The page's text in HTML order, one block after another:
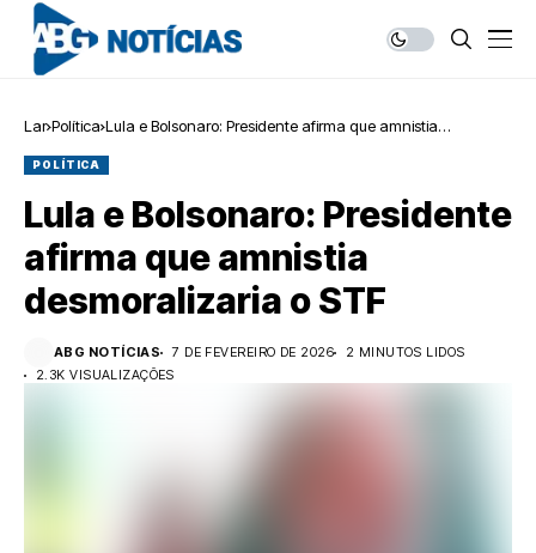
Lar Política Lula e Bolsonaro: Presidente afirma que amnistia
POLÍTICA
Lula e Bolsonaro: Presidente
afirma que amnistia
desmoralizaria o STF
ABG NOTÍCIAS 7 DE FEVEREIRO DE 2026
2 MINUTOS LIDOS
2.3K VISUALIZAÇÕES